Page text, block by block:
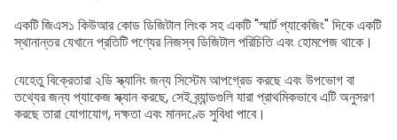
একটি জিএস১ কিউআর কোড ডিজিটাল লিংক সহ একটি "স্মার্ট প্যাকেজিং" দিকে একটি
স্থানান্তর যেখানে প্রতিটি পণ্যের নিজস্ব ডিজিটাল পরিচিতি এবং হোমপেজ থাকে।
যেহেতু বিক্রেতারা ২ডি স্ক্যানিং জন্য সিস্টেম আপগ্রেড করছে এবং উপভোগ বা
তথ্যের জন্য প্যাকেজ স্ক্যান করছে, সেই ব্র্যান্ডগুলি যারা প্রাথমিকভাবে এটি অনুসরণ
করছে তারা যোগাযোগ, দক্ষতা এবং মানদণ্ডে সুবিধা পাবে।